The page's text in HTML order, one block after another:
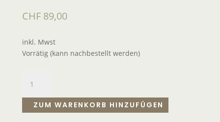
CHF89,00
inkl. Mwst
Vorrätig (kann nachbestellt werden)
ZUM WARENKORB HINZUFÜGEN